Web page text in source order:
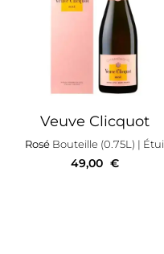
Veuve Clicquot
Rosé Bouteille (0.75L) | Étui
49,00 €